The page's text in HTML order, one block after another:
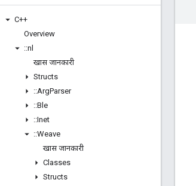
C++
Overview
::nl
खास जानकारी
Structs
::ArgParser
::Ble
::Inet
::Weave
खास जानकारी
Classes
Structs